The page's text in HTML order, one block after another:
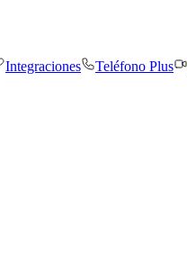
Integraciones Teléfono Plus